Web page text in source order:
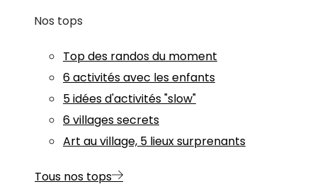
Nos tops
Top des randos du moment
6 activités avec les enfants
5 idées d'activités "slow"
6 villages secrets
Art au village, 5 lieux surprenants
Tous nos tops